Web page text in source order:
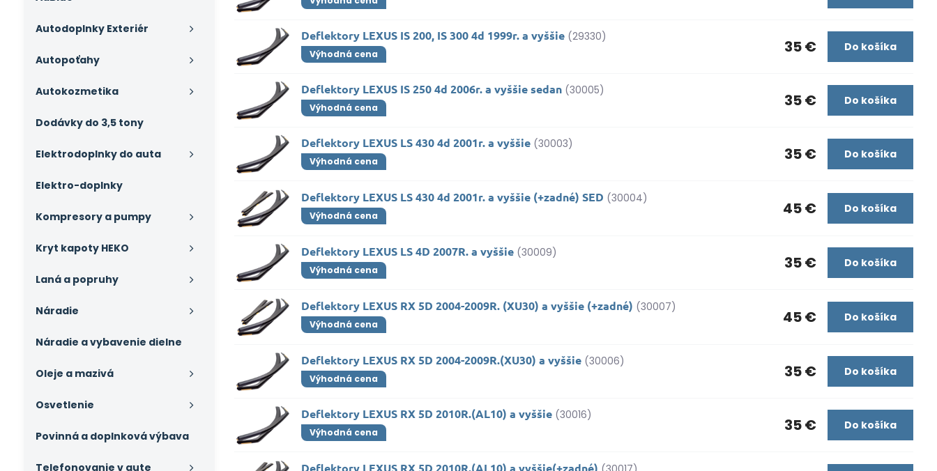
Deflektory LEXUS IS 200, IS 300 4d 1999r. a vyššie (29330)
Výhodná cena 35 € Do košíka
Deflektory LEXUS IS 250 4d 2006r. a vyššie sedan (30005)
Výhodná cena 35 € Do košíka
Deflektory LEXUS LS 430 4d 2001r. a vyššie (30003)
Výhodná cena 35 € Do košíka
Deflektory LEXUS LS 430 4d 2001r. a vyššie (+zadné) SED (30004)
Výhodná cena 45 € Do košíka
Deflektory LEXUS LS 4D 2007R. a vyššie (30009)
Výhodná cena 35 € Do košíka
Deflektory LEXUS RX 5D 2004-2009R. (XU30) a vyššie (+zadné) (30007)
Výhodná cena 45 € Do košíka
Deflektory LEXUS RX 5D 2004-2009R.(XU30) a vyššie (30006)
Výhodná cena 35 € Do košíka
Deflektory LEXUS RX 5D 2010R.(AL10) a vyššie (30016)
Výhodná cena 35 € Do košíka
Deflektory LEXUS RX 5D 2010R.(AL10) a vyššie(+zadné)
Autodoplnky Exteriér
Autopoťahy
Autokozmetika
Dodávky do 3,5 tony
Elektrodoplnky do auta
Elektro-doplnky
Kompresory a pumpy
Kryt kapoty HEKO
Laná a popruhy
Náradie
Náradie a vybavenie dielne
Oleje a mazivá
Osvetlenie
Povinná a doplnková výbava
Telefonovanie v aute